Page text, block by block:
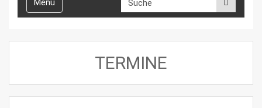
navigation
Menu
TERMINE